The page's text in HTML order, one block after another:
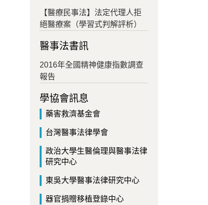
【醫療民事法】法定代理人拒
絕醫療案（學習式判解評析）
醫事法書訊
2016年全國精神健康指數調查
報告
學協會訊息
藥害救濟基金會
台灣醫事法律學會
政治大學生醫倫理與醫事法律
研究中心
東吳大學醫事法律研究中心
器官捐贈移植登錄中心